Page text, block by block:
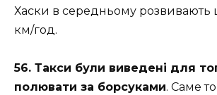
Хаски в середньому розвивають
км/год.
56. Такси були виведені для
полювати за борсуками. Саме